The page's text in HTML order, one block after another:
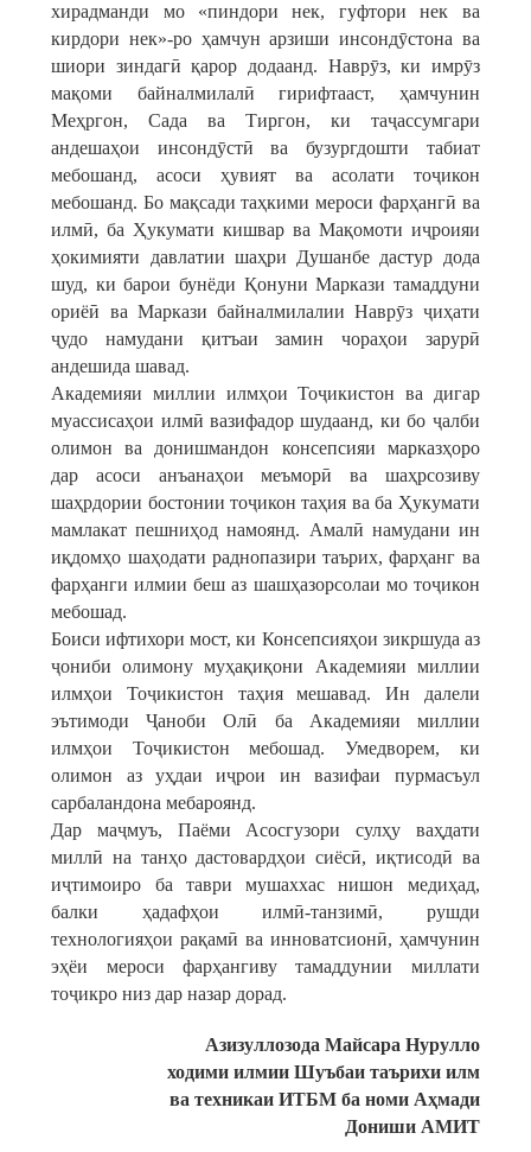
хирадманди мо «пиндори нек, гуфтори нек ва
кирдори нек»-ро ҳамчун арзиши инсондӯстона ва
шиори зиндагӣ қарор додаанд. Наврӯз, ки имрӯз
мақоми байналмилалӣ гирифтааст, ҳамчунин
Меҳргон, Сада ва Тиргон, ки таҷассумгари
андешаҳои инсондӯстӣ ва бузургдошти табиат
мебошанд, асоси ҳувият ва асолати тоҷикон
мебошанд. Бо мақсади таҳкими мероси фарҳангӣ ва
илмӣ, ба Ҳукумати кишвар ва Мақомоти иҷроияи
ҳокимияти давлатии шаҳри Душанбе дастур дода
шуд, ки барои бунёди Қонуни Маркази тамаддуни
ориёӣ ва Маркази байналмилалии Наврӯз ҷиҳати
ҷудо намудани қитъаи замин чораҳои зарурӣ
андешида шавад.
Академияи миллии илмҳои Тоҷикистон ва дигар
муассисаҳои илмӣ вазифадор шудаанд, ки бо ҷалби
олимон ва донишмандон консепсияи марказҳоро
дар асоси анъанаҳои меъморӣ ва шаҳрсозиву
шаҳрдории бостонии тоҷикон таҳия ва ба Ҳукумати
мамлакат пешниҳод намоянд. Амалӣ намудани ин
иқдомҳо шаҳодати раднопазири таърих, фарҳанг ва
фарҳанги илмии беш аз шашҳазорсолаи мо тоҷикон
мебошад.
Боиси ифтихори мост, ки Консепсияҳои зикршуда аз
ҷониби олимону муҳақиқони Академияи миллии
илмҳои Тоҷикистон таҳия мешавад. Ин далели
эътимоди Ҷаноби Олӣ ба Академияи миллии
илмҳои Тоҷикистон мебошад. Умедворем, ки
олимон аз уҳдаи иҷрои ин вазифаи пурмасъул
сарбаландона мебароянд.
Дар маҷмуъ, Паёми Асосгузори сулҳу ваҳдати
миллӣ на танҳо дастовардҳои сиёсӣ, иқтисодӣ ва
иҷтимоиро ба таври мушаххас нишон медиҳад,
балки ҳадафҳои илмӣ-танзимӣ, рушди
технологияҳои рақамӣ ва инноватсионӣ, ҳамчунин
эҳёи мероси фарҳангиву тамаддунии миллати
тоҷикро низ дар назар дорад.
Азизуллозода Майсара Нурулло
ходими илмии Шуъбаи таърихи илм
ва техникаи ИТБМ ба номи Аҳмади
Дониши АМИТ